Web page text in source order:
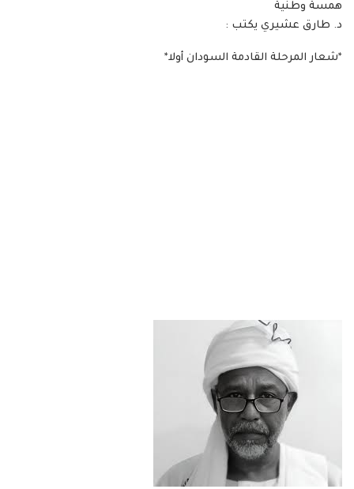
همسة وطنية
د. طارق عشيري يكتب :
*شعار المرحلة القادمة السودان أولا*